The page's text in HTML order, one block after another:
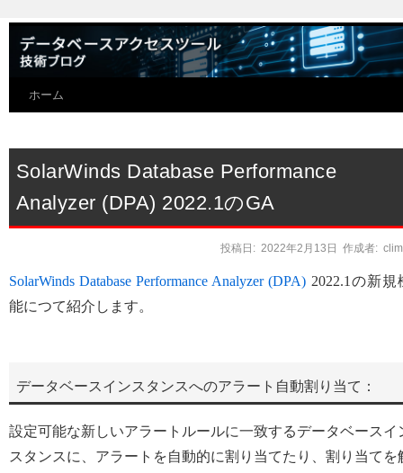
ホーム
SolarWinds Database Performance
Analyzer (DPA) 2022.1のGA
投稿日: 2022年2月13日 作成者:
SolarWinds Database Performance Analyzer (DPA) 2022.1の新規
能につて紹介します。
データベースインスタンスへのアラート自動割り当て：
設定可能な新しいアラートルールに一致するデータベースイ
スタンスに、アラートを自動的に割り当てたり、割り当てを